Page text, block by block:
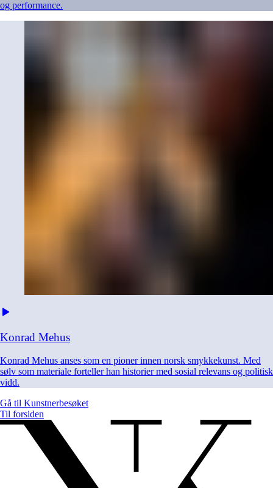
og performance.
Konrad Mehus
Konrad Mehus anses som en pioner innen norsk smykkekunst. Med
sølv som materiale forteller han historier med sosial relevans og politisk
vidd.
Gå til Kunstnerbesøket
Til forsiden